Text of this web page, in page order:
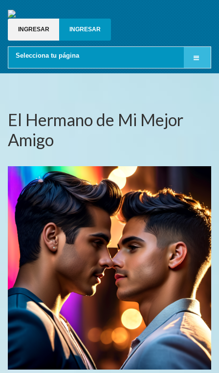
INGRESAR INGRESAR
Selecciona tu página
Blog gay
Grupos de whatsapp gay
El Hermano de Mi Mejor
Amigo